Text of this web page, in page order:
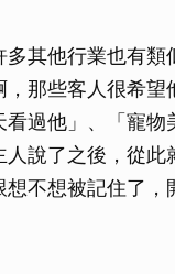
其他行業也有
那些客人很希
過他」、「寵
說了之後，從
不想被記住了，